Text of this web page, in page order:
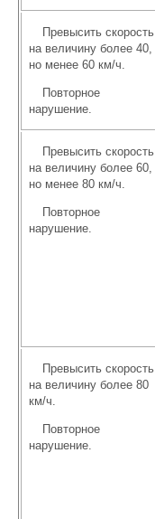
Превысить скорость
на величину более 40,
но менее 60 км/ч.
Повторное
нарушение.
Превысить скорость
на величину более 60,
но менее 80 км/ч.
Повторное
нарушение.
Превысить скорость
на величину более 80
км/ч.
Повторное
нарушение.